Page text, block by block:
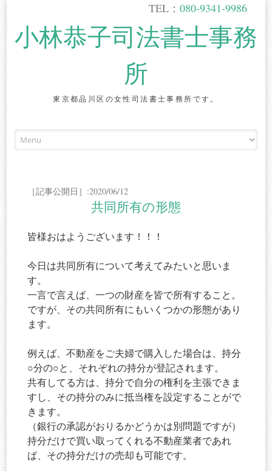
TEL： 080-9341-9986
小林恭子司法書士事務
所
東京都品川区の女性司法書士事務所です。
content
［記事公開日］:2020/06/12
共同所有の形態
皆様おはようございます！！！
今日は共同所有について考えてみたいと思いま
す。
一言で言えば、一つの財産を皆で所有すること。
ですが、その共同所有にもいくつかの形態があり
ます。
例えば、不動産をご夫婦で購入した場合は、持分
○分の○と、それぞれの持分が登記されます。
共有してる方は、持分で自分の権利を主張できま
すし、その持分のみに抵当権を設定することがで
きます。
（銀行の承認がおりるかどうかは別問題ですが）
持分だけで買い取ってくれる不動産業者であれ
ば、その持分だけの売却も可能です。